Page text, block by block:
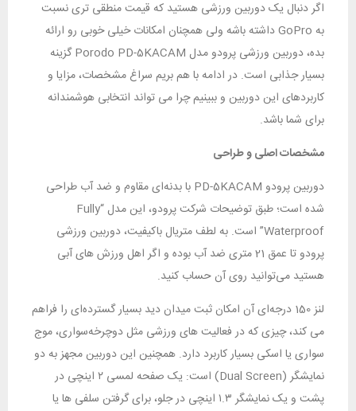
اگر دنبال یک دوربین ورزشی هستید که قیمت منطقی ‌تری نسبت
به GoPro داشته باشه ولی همچنان امکانات خیلی خوبی رو ارائه
بده، دوربین ورزشی پرودو مدل Porodo PD-5KACAM گزینه
بسیار جذابی است. در ادامه با هم بریم سراغ مشخصات، مزایا و
کاربردهای این دوربین و ببینیم چرا می ‌تواند انتخابی هوشمندانه
برای شما باشد.
مشخصات اصلی و طراحی
دوربین پرودو PD-5KACAM با بدنه‌ای مقاوم و ضد آب طراحی
شده است؛ طبق توضیحات شرکت پرودو، این مدل “Fully
Waterproof” است. به لطف متریال باکیفیت، دوربین ورزشی
پرودو تا عمق 21 متری ضد آب بوده و اگر اهل ورزش ‌های آبی
هستید می‌توانید روی آن حساب کنید.
لنز 150 درجه‌ای آن امکان ثبت میدان دید بسیار گسترده‌ای را فراهم
می‌ کند، چیزی که در فعالیت‌ های ورزشی مثل دوچرخه‌سواری، موج‌
سواری یا اسکی بسیار کاربرد دارد. همچنین این دوربین مجهز به دو
نمایشگر (Dual Screen) است: یک صفحه لمسی ۲ اینچی در
پشت و یک نمایشگر ۱.۳ اینچی در جلو، برای گرفتن سلفی‌ ها یا